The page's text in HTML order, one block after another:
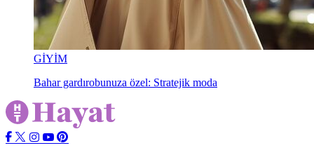
GİYİM
Bahar gardırobunuza özel: Stratejik moda